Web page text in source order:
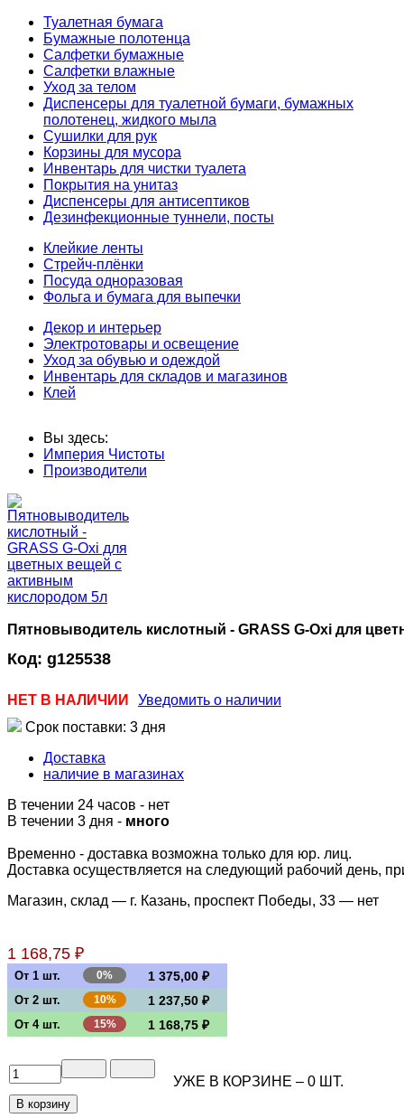
Туалетная бумага
Бумажные полотенца
Салфетки бумажные
Салфетки влажные
Уход за телом
Диспенсеры для туалетной бумаги, бумажных
полотенец, жидкого мыла
Сушилки для рук
Корзины для мусора
Инвентарь для чистки туалета
Покрытия на унитаз
Диспенсеры для антисептиков
Дезинфекционные туннели, посты
Клейкие ленты
Стрейч-плёнки
Посуда одноразовая
Фольга и бумага для выпечки
Декор и интерьер
Электротовары и освещение
Уход за обувью и одеждой
Инвентарь для складов и магазинов
Клей
Вы здесь:
Империя Чистоты
Производители
Пятновыводитель кислотный - GRASS G-Oxi для
Код: g125538
НЕТ В НАЛИЧИИ
Уведомить о наличии
Срок поставки: 3 дня
Доставка
наличие в магазинах
В течении 24 часов - нет
В течении 3 дня - много
Временно - доставка возможна только для юр. лиц.
Доставка осуществляется на следующий рабочий день,
Магазин, склад — г. Казань, проспект Победы, 33 — нет
1 168,75 ₽
От 1 шт. 0% 1 375,00 ₽
От 2 шт. 10% 1 237,50 ₽
От 4 шт. 15% 1 168,75 ₽
УЖЕ В КОРЗИНЕ – 0 ШТ.